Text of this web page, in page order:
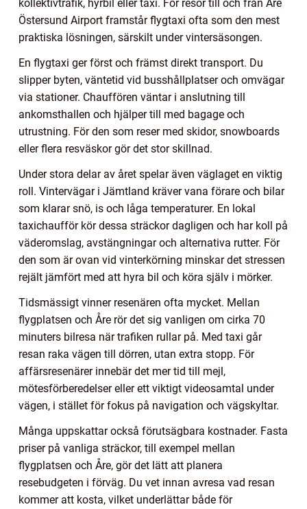
kollektivtrafik, hyrbil eller taxi. För resor till och från Åre
Östersund Airport framstår flygtaxi ofta som den mest
praktiska lösningen, särskilt under vintersäsongen.
En flygtaxi ger först och främst direkt transport. Du
slipper byten, väntetid vid busshållplatser och omvägar
via stationer. Chauffören väntar i anslutning till
ankomsthallen och hjälper till med bagage och
utrustning. För den som reser med skidor, snowboards
eller flera resväskor gör det stor skillnad.
Under stora delar av året spelar även väglaget en viktig
roll. Vintervägar i Jämtland kräver vana förare och bilar
som klarar snö, is och låga temperaturer. En lokal
taxichaufför kör dessa sträckor dagligen och har koll på
väderomslag, avstängningar och alternativa rutter. För
den som är ovan vid vinterkörning minskar det stressen
rejält jämfört med att hyra bil och köra själv i mörker.
Tidsmässigt vinner resenären ofta mycket. Mellan
flygplatsen och Åre rör det sig vanligen om cirka 70
minuters bilresa när trafiken rullar på. Med taxi går
resan raka vägen till dörren, utan extra stopp. För
affärsresenärer innebär det mer tid till mejl,
mötesförberedelser eller ett viktigt videosamtal under
vägen, i stället för fokus på navigation och vägskyltar.
Många uppskattar också förutsägbara kostnader. Fasta
priser på vanliga sträckor, till exempel mellan
flygplatsen och Åre, gör det lätt att planera
resebudgeten i förväg. Du vet innan avresa vad resan
kommer att kosta, vilket underlättar både för